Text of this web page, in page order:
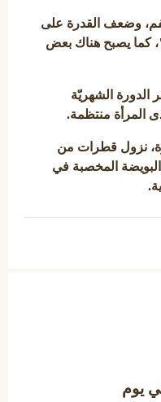
وضعف القدرة على
كما يصبح هناك بعض
الدورة الشهريّة
المرأة منتظمة.
نزول قطرات من
البويضة المخصبة في
يوم